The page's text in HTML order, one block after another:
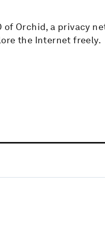
of Orchid, a privacy
the Internet freely.